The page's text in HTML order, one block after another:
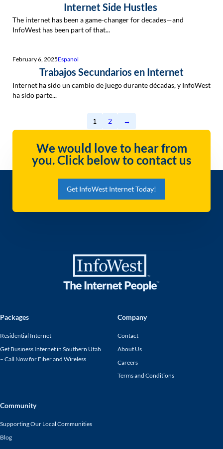
Internet Side Hustles
The internet has been a game-changer for decades—and
InfoWest has been part of that...
February 6, 2025Espanol
Trabajos Secundarios en Internet
Internet ha sido un cambio de juego durante décadas, y InfoWest
ha sido parte...
1 2 →
We would love to hear from
you. Click below to contact us
Get InfoWest Internet Today!
Packages
Residential Internet
Get Business Internet in Southern Utah
– Call Now for Fiber and Wireless
Company
Contact
About Us
Careers
Terms and Conditions
Community
Supporting Our Local Communities
Blog